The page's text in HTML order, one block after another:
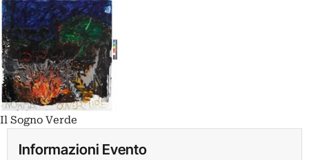
Il Sogno Verde
Informazioni Evento